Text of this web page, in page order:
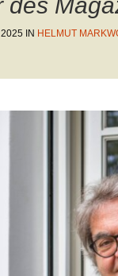
IN HELMUT